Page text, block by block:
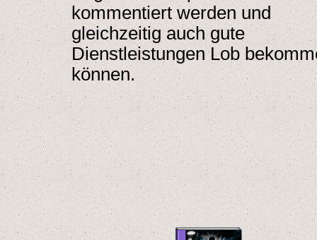
kommentiert werden und
gleichzeitig auch gute
Dienstleistungen Lob
können.